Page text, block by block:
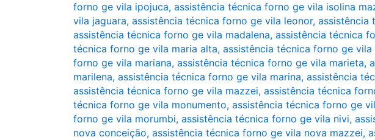
forno ge vila ipojuca, assistência técnica forno ge vila isolina
vila jaguara, assistência técnica forno ge vila leonor, assistência
assistência técnica forno ge vila madalena, assistência técnica
técnica forno ge vila maria alta, assistência técnica forno ge vila
forno ge vila mariana, assistência técnica forno ge vila marieta,
marilena, assistência técnica forno ge vila marina, assistência
assistência técnica forno ge vila mazzei, assistência técnica
técnica forno ge vila monumento, assistência técnica forno ge
forno ge vila morumbi, assistência técnica forno ge vila nivi,
nova conceição, assistência técnica forno ge vila nova mazzei,